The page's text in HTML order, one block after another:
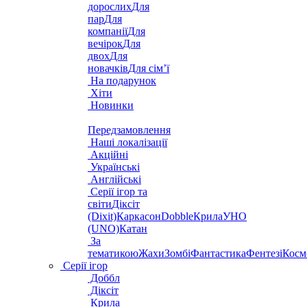
дорослихДля
парДля
компаніїДля
вечірокДля
двохДля
новачківДля сім’ї
На подарунок
Хіти
Новинки
Передзамовлення
Наші локалізації
Акційні
Українські
Англійські
Серії ігор та
світиДіксіт
(Dixit)КаркасонDobbleКрилаУНО
(UNO)Катан
За
тематикоюЖахиЗомбіФантастикаФентезі
Серії ігор
Доббл
Діксіт
Крила